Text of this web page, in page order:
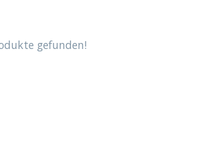
gefunden!